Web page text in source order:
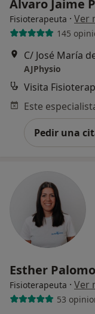
Álvaro Jaime
Fisioterapeuta · Ver
145
C/ José María
AJPhysio
Visita
Pedir una
Esther
Fisioterapeuta · Ver
53